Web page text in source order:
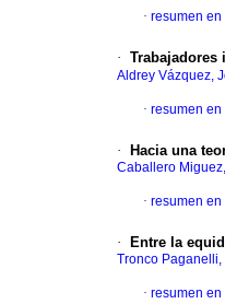
· resumen en
· Trabajadores
Aldrey Vázquez,
· resumen en
· Hacia una
Caballero
· resumen en
· Entre la
Tronco Paganelli,
· resumen en